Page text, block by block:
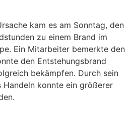
kam es am Sonntag, den
zu einem Brand im
Ein Mitarbeiter bemerkte den
den Entstehungsbrand
bekämpfen. Durch sein
Handeln konnte ein größerer